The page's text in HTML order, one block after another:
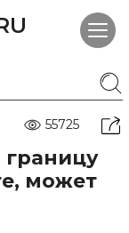
55725
границу
может